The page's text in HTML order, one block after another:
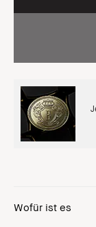
Wofür ist es